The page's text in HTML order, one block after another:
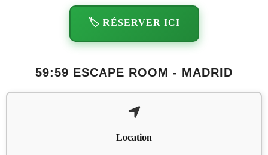
🏷️ RÉSERVER ICI
59:59 ESCAPE ROOM - MADRID
Location